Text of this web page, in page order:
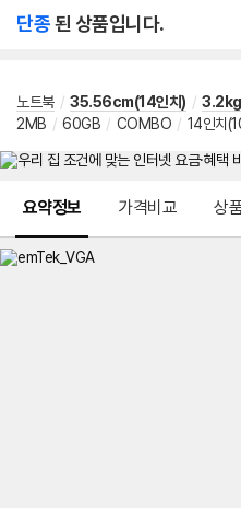
단종된 상품입니다.
노트북 / 35.56cm(14인치) / 3.2kg
2MB / 60GB / COMBO / 14인치
요약정보 가격비교 상